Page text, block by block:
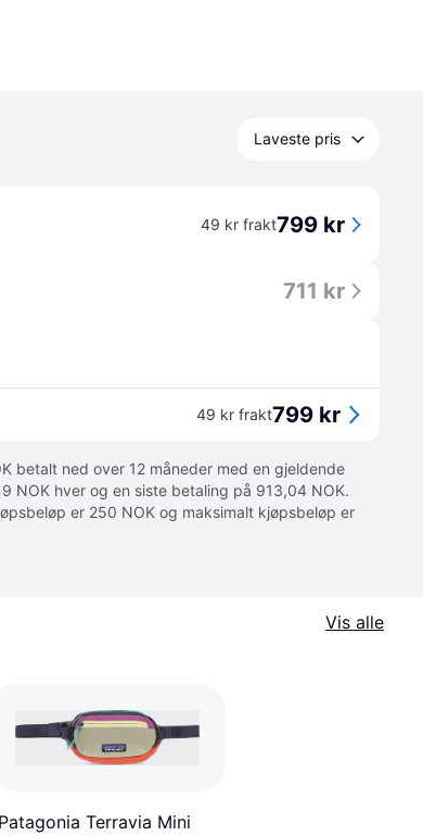
Laveste pris
49 kr frakt799 kr
711 kr
49 kr frakt799 kr
betalt ned over 12 måneder med en gjeldende
NOK hver og en siste betaling på 913,04 NOK.
er 250 NOK og maksimalt kjøpsbeløp er
Vis alle
Patagonia Terravia Mini